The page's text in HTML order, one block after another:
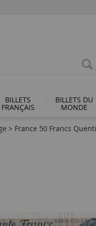
BILLETS
FRANÇAIS
BILLETS DU
MONDE
> France 50 Francs